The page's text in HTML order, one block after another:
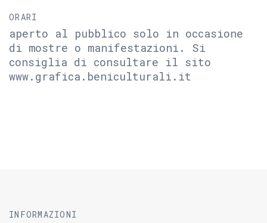
ORARI
aperto al pubblico solo in occasione
di mostre o manifestazioni. Si
consiglia di consultare il sito
www.grafica.beniculturali.it
INFORMAZIONI